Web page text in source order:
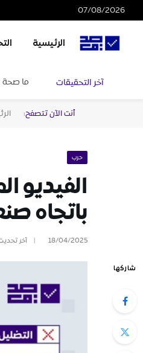
07/08/2026
الرئيسية
آخر التحقيقات ما صحة
أنت الآن تتصفح:
حرب
الفيديو
باتجاه
18/04/2025 آخر
شاركها